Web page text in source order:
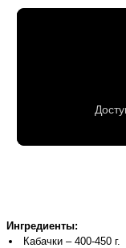
Ингредиенты:
Кабачки – 400-450 г.